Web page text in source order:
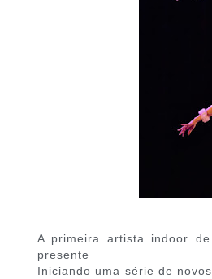
A primeira artista indoor
presente
Iniciando uma série de